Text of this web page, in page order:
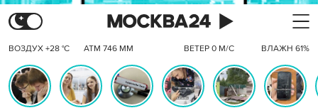
ВОЗДУХ +28 °C АТМ 746 ММ ВЕТЕР 0 М/С ВЛАЖН 61%